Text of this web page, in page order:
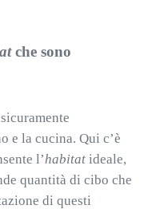
che sono
e la cucina. Qui c’è
l’habitatideale,
quantità di cibo che
di questi